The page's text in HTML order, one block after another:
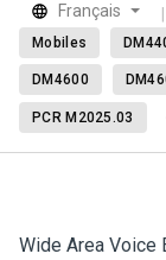
Français
Mobiles
DM4600
PCR M2025.03
Wide Area Voice